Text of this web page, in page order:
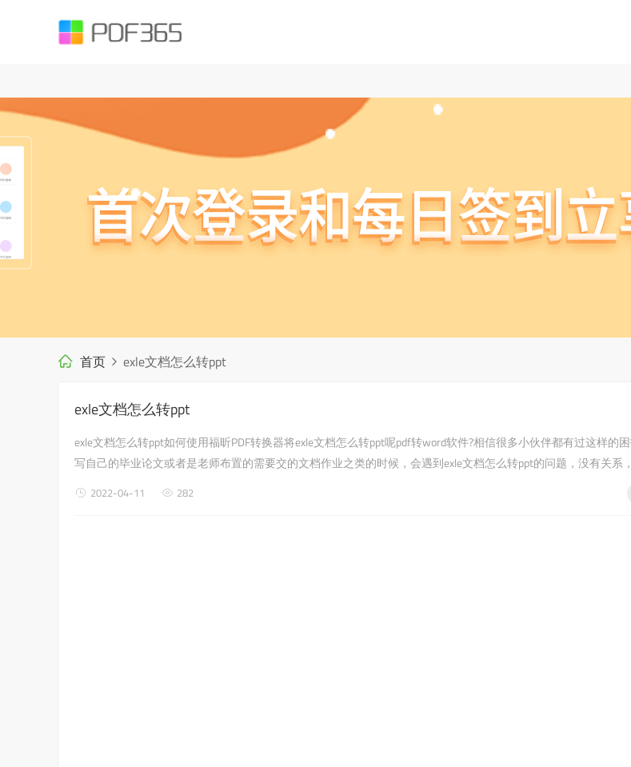
().;?:@&=+$,%#-]+)+/?)$`; var objExp = new RegExp(Expression); if (objExp.test(str) != true) { return true; } }
首页 exle文档怎么转ppt
exle文档怎么转ppt
exle文档怎么转ppt如何使用福昕PDF转换器将exle文档怎么转ppt呢pdf转word软件?相信很多小伙伴都有过这样的
写自己的毕业论文或者是老师布置的需要交的文档作业之类的时候，会遇到exle文档怎么转ppt的问题，没有关系
2022-04-11 282